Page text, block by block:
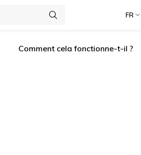
FR
Comment cela fonctionne-t-il ?